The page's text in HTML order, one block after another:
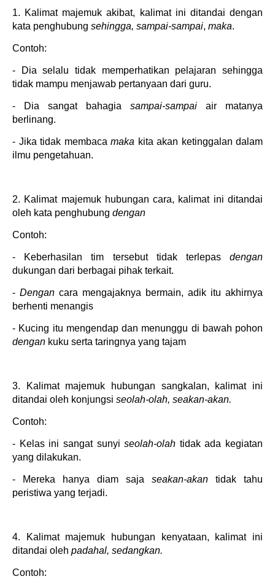
1. Kalimat majemuk akibat, kalimat ini ditandai dengan
kata penghubung sehingga, sampai-sampai, maka.
Contoh:
- Dia selalu tidak memperhatikan pelajaran sehingga
tidak mampu menjawab pertanyaan dari guru.
- Dia sangat bahagia sampai-sampai air matanya
berlinang.
- Jika tidak membaca maka kita akan ketinggalan dalam
ilmu pengetahuan.
2. Kalimat majemuk hubungan cara, kalimat ini ditandai
oleh kata penghubung dengan
Contoh:
- Keberhasilan tim tersebut tidak terlepas dengan
dukungan dari berbagai pihak terkait.
- Dengan cara mengajaknya bermain, adik itu akhirnya
berhenti menangis
- Kucing itu mengendap dan menunggu di bawah pohon
dengan kuku serta taringnya yang tajam
3. Kalimat majemuk hubungan sangkalan, kalimat ini
ditandai oleh konjungsi seolah-olah, seakan-akan.
Contoh:
- Kelas ini sangat sunyiseolah-olah tidak ada kegiatan
yang dilakukan.
- Mereka hanya diam saja seakan-akan tidak tahu
peristiwa yang terjadi.
4. Kalimat majemuk hubungan kenyataan, kalimat ini
ditandai oleh padahal, sedangkan.
Contoh: